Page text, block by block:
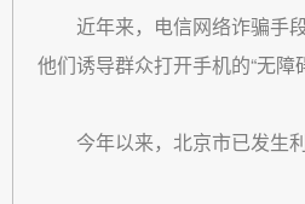
近年来，电信网络诈骗手
他们诱导群众打开手机的“无
今年以来，北京市已发生